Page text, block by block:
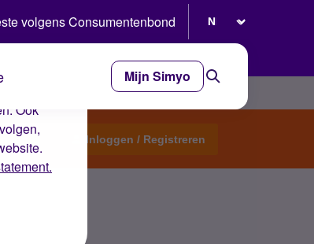
op de
Ook
volgens Consumentenbond
Mijn Simyo
topic Inloggen / Registreren